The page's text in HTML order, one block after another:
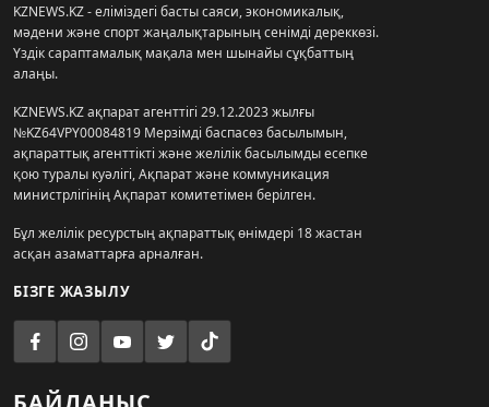
KZNEWS.KZ - еліміздегі басты саяси, экономикалық,
мәдени және спорт жаңалықтарының сенімді дереккөзі.
Үздік сараптамалық мақала мен шынайы сұқбаттың
алаңы.
KZNEWS.KZ ақпарат агенттігі 29.12.2023 жылғы
№KZ64VPY00084819 Мерзімді баспасөз басылымын,
ақпараттық агенттікті және желілік басылымды есепке
қою туралы куәлігі, Ақпарат және коммуникация
министрлігінің Ақпарат комитетімен берілген.
Бұл желілік ресурстың ақпараттық өнімдері 18 жастан
асқан азаматтарға арналған.
БІЗГЕ ЖАЗЫЛУ